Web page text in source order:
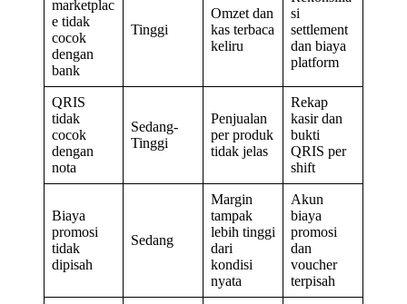
marketplac
e tidak
cocok
dengan
bank
Tinggi
Omzet dan
kas terbaca
keliru
si
settlement
dan biaya
platform
QRIS
tidak
cocok
dengan
nota
Sedang-
Tinggi
Penjualan
per produk
tidak jelas
Rekap
kasir dan
bukti
QRIS per
shift
Biaya
promosi
tidak
dipisah
Sedang
Margin
tampak
lebih tinggi
dari
kondisi
nyata
Akun
biaya
promosi
dan
voucher
terpisah